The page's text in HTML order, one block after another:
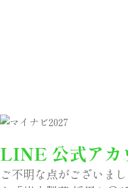
LINE 公式アカ
ご不明な点がございま